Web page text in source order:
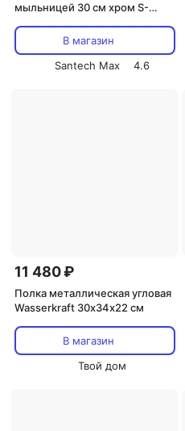
мыльницей 30 см хром S-
В магазин
Santech Max
4.6
11 480 ₽
Полка металлическая угловая
Wasserkraft 30х34х22 см
В магазин
Твой дом